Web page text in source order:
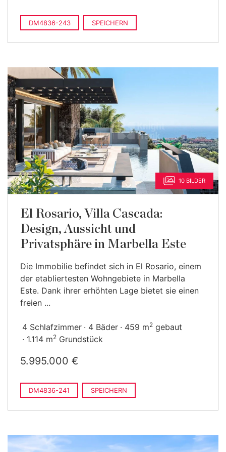
DM4836-243 SPEICHERN
10 BILDER
El Rosario, Villa Cascada:
Design, Aussicht und
Privatsphäre in Marbella Este
Die Immobilie befindet sich in El Rosario, einem
der etabliertesten Wohngebiete in Marbella
Este. Dank ihrer erhöhten Lage bietet sie einen
freien ...
4 Schlafzimmer 4 Bäder 459 m2 gebaut
1.114 m2 Grundstück
5.995.000 €
DM4836-241 SPEICHERN